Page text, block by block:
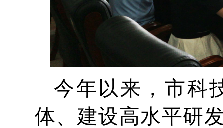
今年以来，市科
体、建设高水平研